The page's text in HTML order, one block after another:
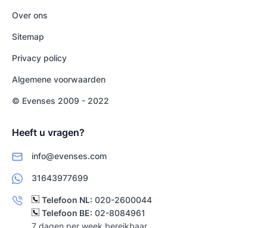
Over ons
Sitemap
Privacy policy
Algemene voorwaarden
© Evenses 2009 - 2022
Heeft u vragen?
info@evenses.com
31643977699
Telefoon NL: 020-2600044
Telefoon BE: 02-8084961